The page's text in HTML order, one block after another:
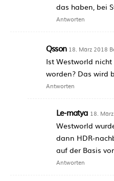
das haben, bei
Antworten
Qsson 18. März 2018
Ist Westworld
worden? Das wird
Antworten
Le-matya 18.
Westworld
dann HDR-
auf der Basis
Antworten